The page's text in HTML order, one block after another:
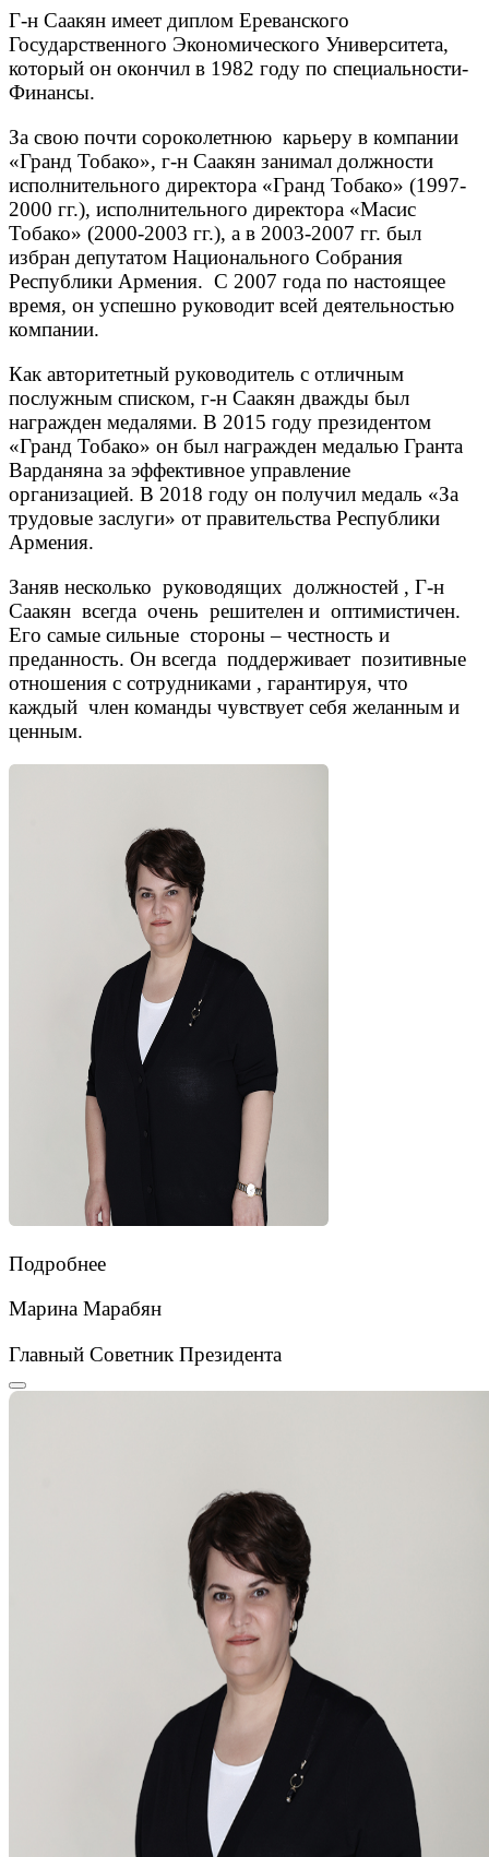
Г-н Саакян имеет диплом Ереванского
Государственного Экономического Университета,
который он окончил в 1982 году по специальности-
Финансы.
За свою почти сороколетнюю карьеру в компании
«Гранд Тобако», г-н Саакян занимал должности
исполнительного директора «Гранд Тобако» (1997-
2000 гг.), исполнительного директора «Масис
Тобако» (2000-2003 гг.), а в 2003-2007 гг. был
избран депутатом Национального Собрания
Республики Армения. С 2007 года по настоящее
время, он успешно руководит всей деятельностью
компании.
Как авторитетный руководитель с отличным
послужным списком, г-н Саакян дважды был
награжден медалями. В 2015 году президентом
«Гранд Тобако» он был награжден медалью Гранта
Варданяна за эффективное управление
организацией. В 2018 году он получил медаль «За
трудовые заслуги» от правительства Республики
Армения.
Заняв несколько руководящих должностей , Г-н
Саакян всегда очень решителен и оптимистичен.
Его самые сильные стороны – честность и
преданность. Он всегда поддерживает позитивные
отношения с сотрудниками , гарантируя, что
каждый член команды чувствует себя желанным и
ценным.
Подробнее
Марина Марабян
Главный Советник Президента